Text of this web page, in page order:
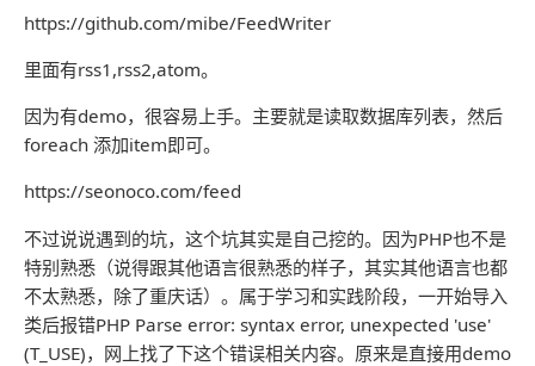
https://github.com/mibe/FeedWriter
里面有rss1,rss2,atom。
因为有demo，很容易上手。主要就是读取数据库列表，然后
foreach 添加item即可。
https://seonoco.com/feed
不过说说遇到的坑，这个坑其实是自己挖的。因为PHP也不是
特别熟悉（说得跟其他语言很熟悉的样子，其实其他语言也都
不太熟悉，除了重庆话）。属于学习和实践阶段，一开始导入
类后报错PHP Parse error: syntax error, unexpected 'use'
(T_USE)，网上找了下这个错误相关内容。原来是直接用demo